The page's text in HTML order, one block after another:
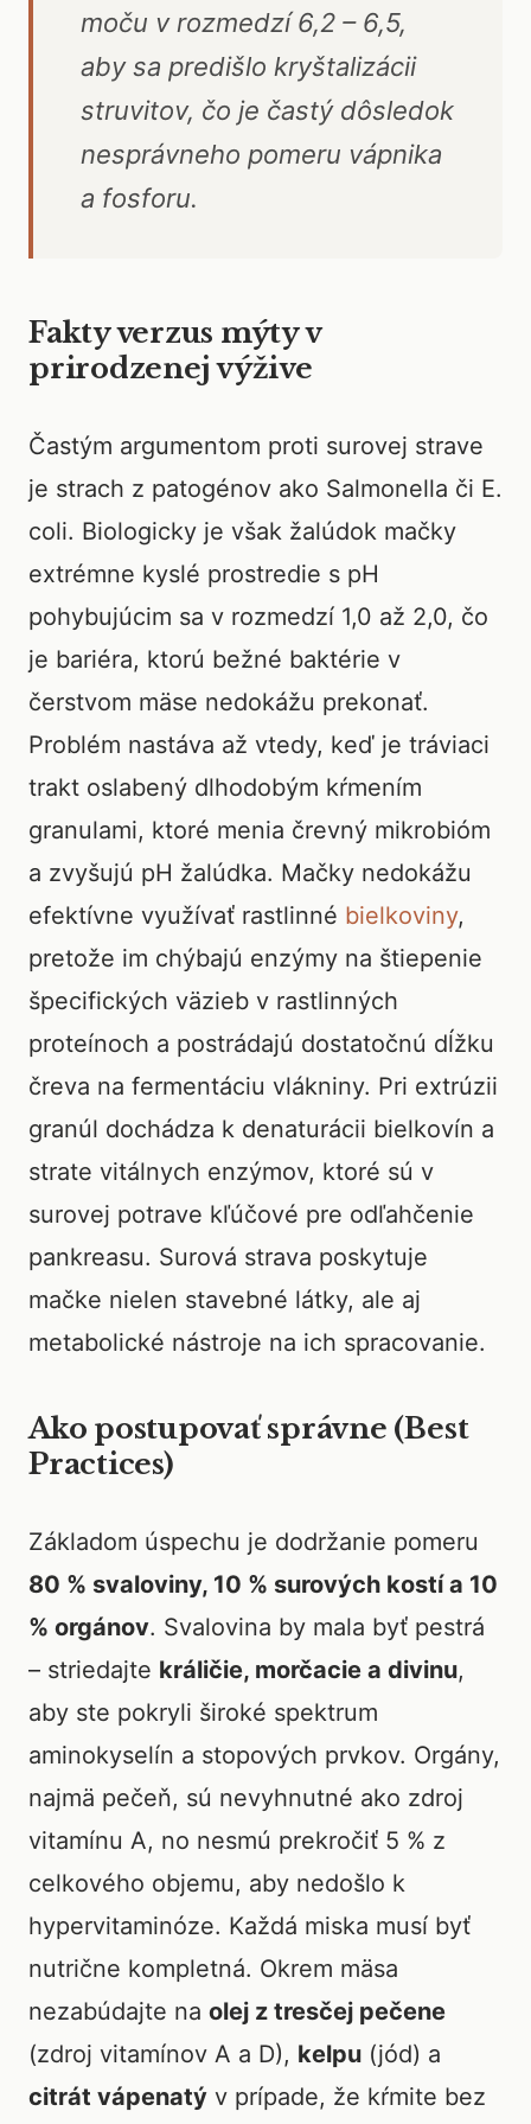
moču v rozmedzí 6,2 – 6,5,
aby sa predišlo kryštalizácii
struvitov, čo je častý dôsledok
nesprávneho pomeru vápnika
a fosforu.
Fakty verzus mýty v
prirodzenej výžive
Častým argumentom proti surovej strave
je strach z patogénov ako Salmonella či E.
coli. Biologicky je však žalúdok mačky
extrémne kyslé prostredie s pH
pohybujúcim sa v rozmedzí 1,0 až 2,0, čo
je bariéra, ktorú bežné baktérie v
čerstvom mäse nedokážu prekonať.
Problém nastáva až vtedy, keď je tráviaci
trakt oslabený dlhodobým kŕmením
granulami, ktoré menia črevný mikrobióm
a zvyšujú pH žalúdka. Mačky nedokážu
efektívne využívať rastlinné bielkoviny,
pretože im chýbajú enzýmy na štiepenie
špecifických väzieb v rastlinných
proteínoch a postrádajú dostatočnú dĺžku
čreva na fermentáciu vlákniny. Pri extrúzii
granúl dochádza k denaturácii bielkovín a
strate vitálnych enzýmov, ktoré sú v
surovej potrave kľúčové pre odľahčenie
pankreasu. Surová strava poskytuje
mačke nielen stavebné látky, ale aj
metabolické nástroje na ich spracovanie.
Ako postupovať správne (Best
Practices)
Základom úspechu je dodržanie pomeru
80 % svaloviny, 10 % surových kostí a 10
% orgánov. Svalovina by mala byť pestrá
– striedajte králičie, morčacie a divinu,
aby ste pokryli široké spektrum
aminokyselín a stopových prvkov. Orgány,
najmä pečeň, sú nevyhnutné ako zdroj
vitamínu A, no nesmú prekročiť 5 % z
celkového objemu, aby nedošlo k
hypervitaminóze. Každá miska musí byť
nutrične kompletná. Okrem mäsa
nezabúdajte na olej z tresčej pečene
(zdroj vitamínov A a D), kelpu (jód) a
citrát vápenatý v prípade, že kŕmite bez